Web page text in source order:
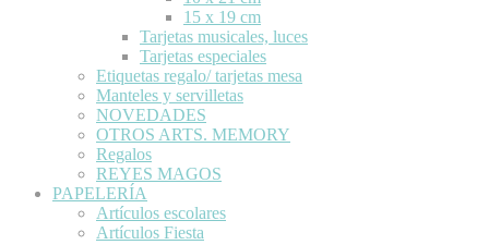
15 x 19 cm
Tarjetas musicales, luces
Tarjetas especiales
Etiquetas regalo/ tarjetas mesa
Manteles y servilletas
NOVEDADES
OTROS ARTS. MEMORY
Regalos
REYES MAGOS
PAPELERÍA
Artículos escolares
Artículos Fiesta